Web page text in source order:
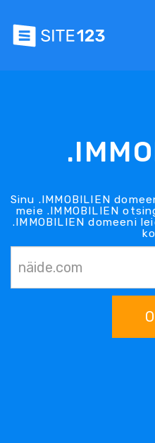
Sinu .IMMOBILIEN
meie .IMMOBILIEN
.IMMOBILIEN domeeni